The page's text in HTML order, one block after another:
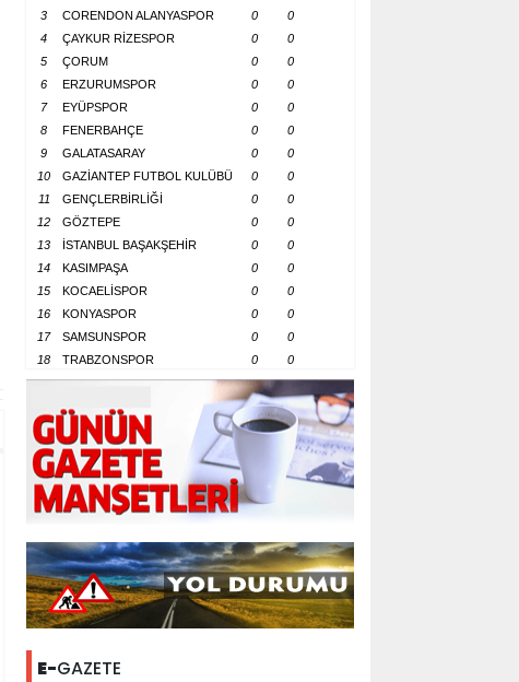
3
CORENDON ALANYASPOR 0
0
4
ÇAYKUR RİZESPOR 0
0
5
ÇORUM 0
0
6
ERZURUMSPOR 0
0
7
EYÜPSPOR 0
0
8
FENERBAHÇE 0
0
9
GALATASARAY 0
0
10
GAZİANTEP FUTBOL KULÜBÜ 0
0
11
GENÇLERBİRLİĞİ 0
0
12
GÖZTEPE 0
0
13
İSTANBUL BAŞAKŞEHİR 0
0
14
KASIMPAŞA 0
0
15
KOCAELİSPOR 0
0
16
KONYASPOR 0
0
17
SAMSUNSPOR 0
0
18
TRABZONSPOR 0 0
E-GAZETE